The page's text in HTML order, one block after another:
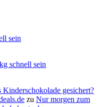
sein
schnell sein
gesichert?
zu Nur morgen zum